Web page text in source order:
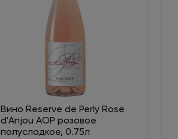
Вино Reserve de Perly Rose
d'Anjou AOP розовое
полусладкое, 0.75л